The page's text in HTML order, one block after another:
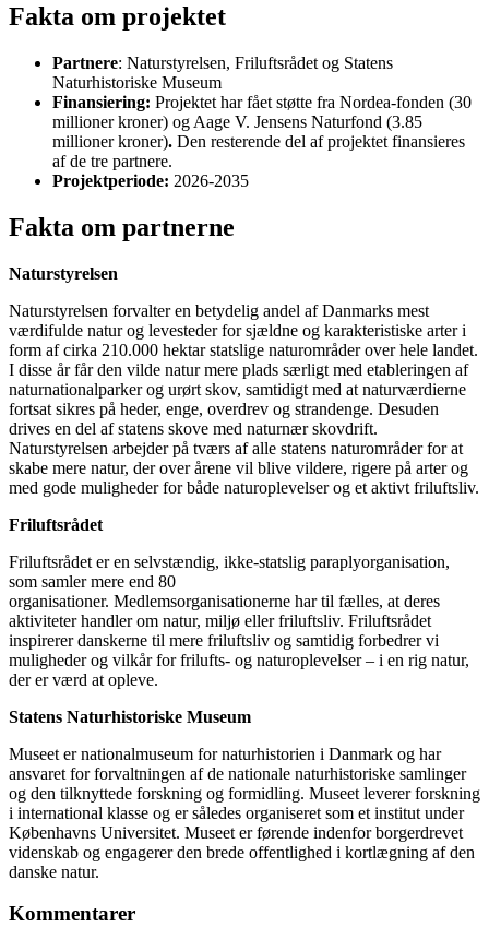
Fakta om projektet
Partnere: Naturstyrelsen, Friluftsrådet og Statens
Naturhistoriske Museum
Finansiering: Projektet har fået støtte fra Nordea-fonden (30
millioner kroner) og Aage V. Jensens Naturfond (3.85
millioner kroner). Den resterende del af projektet finansieres
af de tre partnere.
Projektperiode: 2026-2035
Fakta om partnerne
Naturstyrelsen
Naturstyrelsen forvalter en betydelig andel af Danmarks mest
værdifulde natur og levesteder for sjældne og karakteristiske arter i
form af cirka 210.000 hektar statslige naturområder over hele landet.
I disse år får den vilde natur mere plads særligt med etableringen af
naturnationalparker og urørt skov, samtidigt med at naturværdierne
fortsat sikres på heder, enge, overdrev og strandenge. Desuden
drives en del af statens skove med naturnær skovdrift.
Naturstyrelsen arbejder på tværs af alle statens naturområder for at
skabe mere natur, der over årene vil blive vildere, rigere på arter og
med gode muligheder for både naturoplevelser og et aktivt friluftsliv.
Friluftsrådet
Friluftsrådet er en selvstændig, ikke-statslig paraplyorganisation,
som samler mere end 80
organisationer. Medlemsorganisationerne har til fælles, at deres
aktiviteter handler om natur, miljø eller friluftsliv. Friluftsrådet
inspirerer danskerne til mere friluftsliv og samtidig forbedrer vi
muligheder og vilkår for frilufts- og naturoplevelser – i en rig natur,
der er værd at opleve.
Statens Naturhistoriske Museum
Museet er nationalmuseum for naturhistorien i Danmark og har
ansvaret for forvaltningen af de nationale naturhistoriske samlinger
og den tilknyttede forskning og formidling. Museet leverer forskning
i international klasse og er således organiseret som et institut under
Københavns Universitet. Museet er førende indenfor borgerdrevet
videnskab og engagerer den brede offentlighed i kortlægning af den
danske natur.
Kommentarer